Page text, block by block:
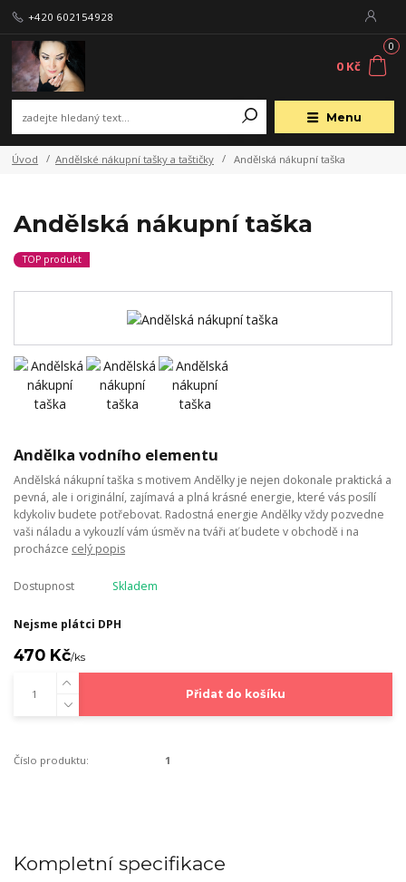
Menu
+420 602154928
0
0 Kč
Úvod Andělské nákupní tašky a taštičky Andělská nákupní taška
Andělská nákupní taška
TOP produkt
Andělka vodního elementu
Andělská nákupní taška s motivem Andělky je nejen dokonale praktická a
pevná, ale i originální, zajímavá a plná krásné energie, které vás posílí
kdykoliv budete potřebovat. Radostná energie Andělky vždy pozvedne
vaši náladu a vykouzlí vám úsměv na tváři ať budete v obchodě i na
procházce celý popis
Dostupnost Skladem
Nejsme plátci DPH
470 Kč/ks
Přidat do košíku
Číslo produktu: 1
Kompletní specifikace